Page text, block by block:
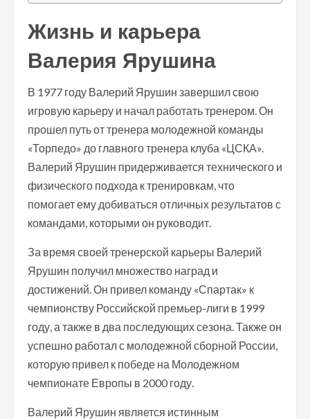
Жизнь и карьера
Валерия Ярушина
В 1977 году Валерий Ярушин завершил свою
игровую карьеру и начал работать тренером. Он
прошел путь от тренера молодежной команды
«Торпедо» до главного тренера клуба «ЦСКА».
Валерий Ярушин придерживается технического и
физического подхода к тренировкам, что
помогает ему добиваться отличных результатов с
командами, которыми он руководит.
За время своей тренерской карьеры Валерий
Ярушин получил множество наград и
достижений. Он привел команду «Спартак» к
чемпионству Российской премьер-лиги в 1999
году, а также в два последующих сезона. Также он
успешно работал с молодежной сборной России,
которую привел к победе на Молодежном
чемпионате Европы в 2000 году.
Валерий Ярушин является истинным